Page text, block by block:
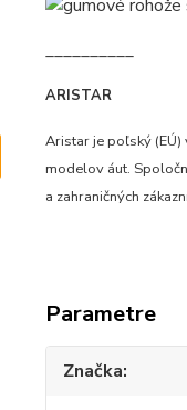
__________
ARISTAR
Aristar je poľský
modelov áut.
a zahraničných
Parametre
Značka